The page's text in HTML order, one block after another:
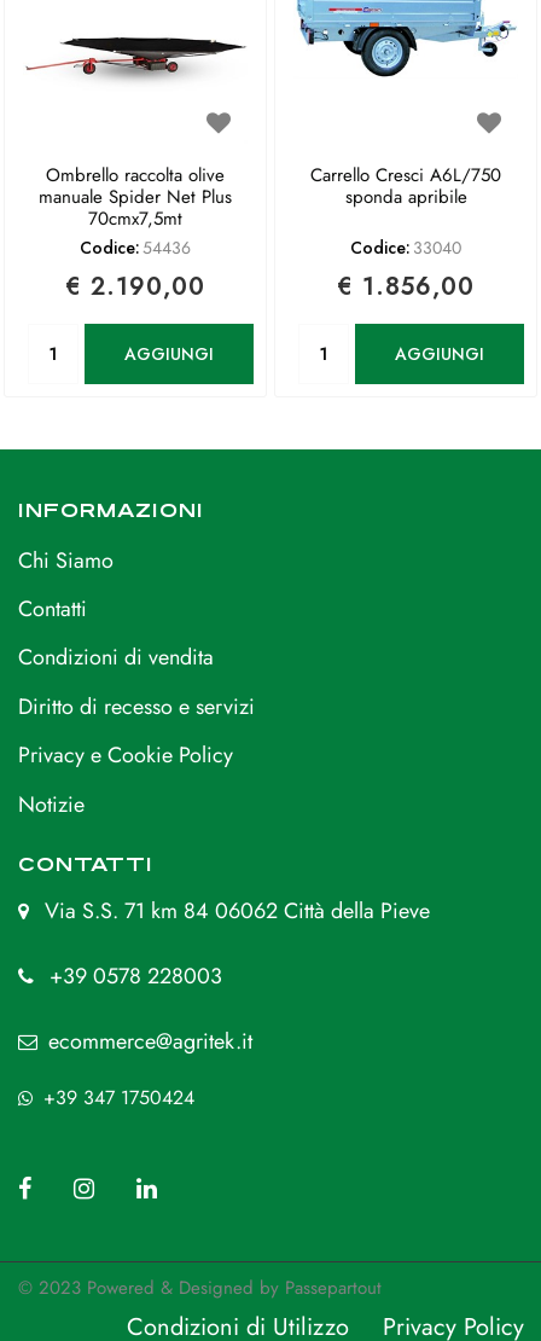
Ombrello raccolta olive
manuale Spider Net Plus
70cmx7,5mt
Codice:54436
€ 2.190,00
AGGIUNGI
Carrello Cresci A6L/750
sponda apribile
Codice: 33040
€ 1.856,00
AGGIUNGI
INFORMAZIONI
Chi Siamo
Contatti
Condizioni di vendita
Diritto di recesso e servizi
Privacy e Cookie Policy
Notizie
CONTATTI
Via S.S. 71 km 84 06062 Città della Pieve
+39 0578 228003
ecommerce@agritek.it
+39 347 1750424
© 2023 Powered & Designed by Passepartout
Condizioni di Utilizzo Privacy Policy